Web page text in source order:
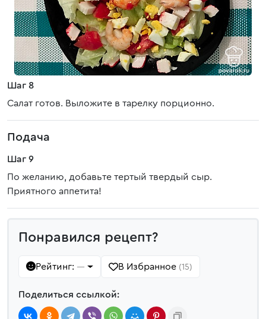
Шаг 8
Салат готов. Выложите в тарелку порционно.
Подача
Шаг 9
По желанию, добавьте тертый твердый сыр.
Приятного аппетита!
Понравился рецепт?
Рейтинг: — В Избранное (15)
Поделиться ссылкой: